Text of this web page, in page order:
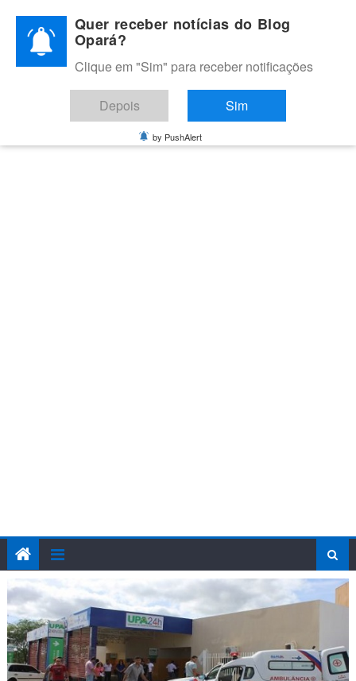
content
BLOG OPARÁ
Melhores notícias de Juazeiro, Petrolina e do Vale do São
Francisco
Quer receber notícias do Blog
Opará?
Clique em "Sim" para receber notificações
Depois Sim
by PushAlert